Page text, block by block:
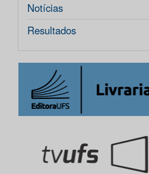
Notícias
Resultados